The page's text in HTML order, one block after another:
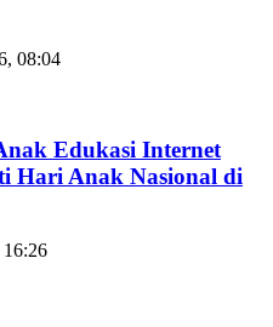
08:04
Edukasi Internet
Hari Anak Nasional di